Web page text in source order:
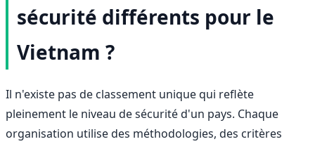
sécurité différents pour le
Vietnam ?
Il n'existe pas de classement unique qui reflète
pleinement le niveau de sécurité d'un pays. Chaque
organisation utilise des méthodologies, des critères